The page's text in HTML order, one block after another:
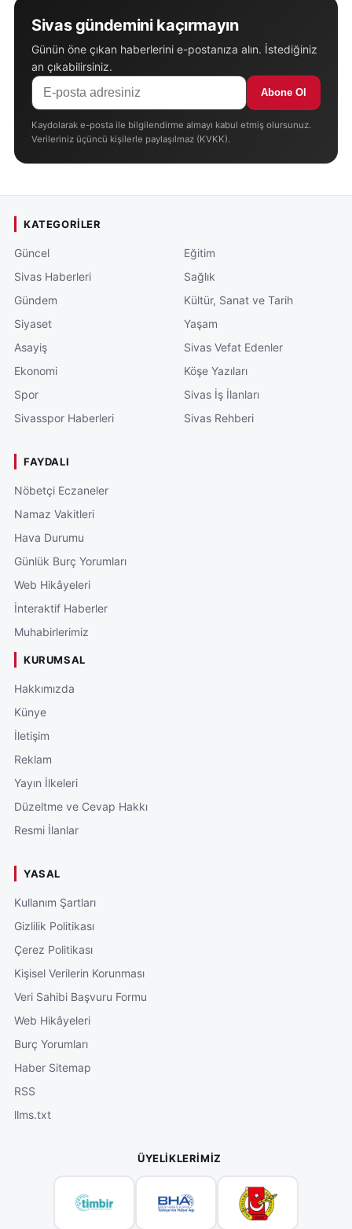
Sivas gündemini kaçırmayın
Günün öne çıkan haberlerini e-postanıza alın. İstediğiniz
an çıkabilirsiniz.
Abone Ol
Kaydolarak e-posta ile bilgilendirme almayı kabul etmiş olursunuz.
Verileriniz üçüncü kişilerle paylaşılmaz (KVKK).
KATEGORILER
Güncel
Sivas Haberleri
Gündem
Siyaset
Asayiş
Ekonomi
Spor
Sivasspor Haberleri
Eğitim
Sağlık
Kültür, Sanat ve Tarih
Yaşam
Sivas Vefat Edenler
Köşe Yazıları
Sivas İş İlanları
Sivas Rehberi
FAYDALI
Nöbetçi Eczaneler
Namaz Vakitleri
Hava Durumu
Günlük Burç Yorumları
Web Hikâyeleri
İnteraktif Haberler
Muhabirlerimiz
KURUMSAL
Hakkımızda
Künye
İletişim
Reklam
Yayın İlkeleri
Düzeltme ve Cevap Hakkı
Resmi İlanlar
YASAL
Kullanım Şartları
Gizlilik Politikası
Çerez Politikası
Kişisel Verilerin Korunması
Veri Sahibi Başvuru Formu
Web Hikâyeleri
Burç Yorumları
Haber Sitemap
RSS
llms.txt
ÜYELIKLERIMIZ